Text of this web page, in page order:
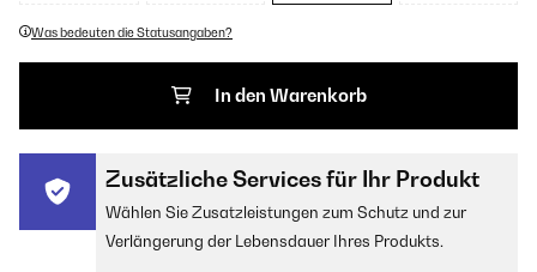
Was bedeuten die Statusangaben?
In den Warenkorb
Zusätzliche Services für Ihr Produkt
Wählen Sie Zusatzleistungen zum Schutz und zur
Verlängerung der Lebensdauer Ihres Produkts.